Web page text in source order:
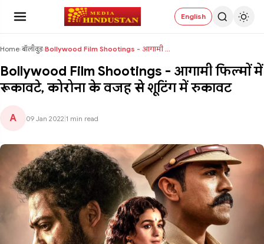
English
Home›बॉलीवुड› Bollywood Film Shootings - आगामी फिल्मों में रूकाव...
Bollywood Film Shootings - आगामी फिल्मों में
रूकावटे, कोरोना के वजह से शूटिंग में रुकावट
A 09 Jan 2022 1 min read